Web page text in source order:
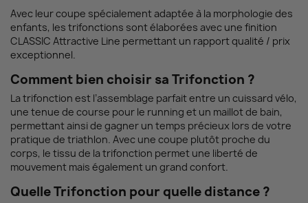
Avec leur coupe spécialement adaptée à la morphologie des
enfants, les trifonctions sont élaborées avec une finition
CLASSIC Attractive Line permettant un rapport qualité / prix
exceptionnel.
Comment bien choisir sa Trifonction ?
La trifonction est l’assemblage parfait entre un cuissard vélo,
une tenue de course pour le running et un maillot de bain,
permettant ainsi de gagner un temps précieux lors de votre
pratique de triathlon. Avec une coupe plutôt proche du
corps, le tissu de la trifonction permet une liberté de
mouvement mais également un grand confort.
Quelle Trifonction pour quelle distance ?